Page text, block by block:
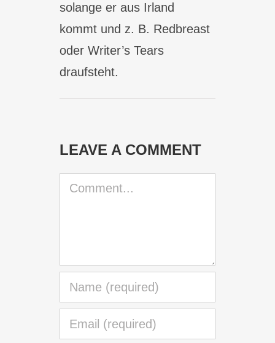
solange er aus Irland
kommt und z. B. Redbreast
oder Writer’s Tears
draufsteht.
LEAVE A COMMENT
Comment